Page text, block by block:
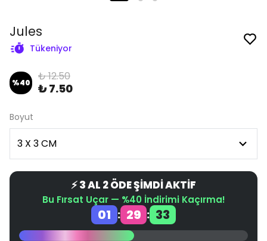
Jules
Tükeniyor
%40 ₺ 12.50
₺ 7.50
Boyut
⚡ 3 AL 2 ÖDE ŞİMDİ AKTİF
Bu Fırsat Uçar — %40 İndirimi Kaçırma!
01 : 29 : 33